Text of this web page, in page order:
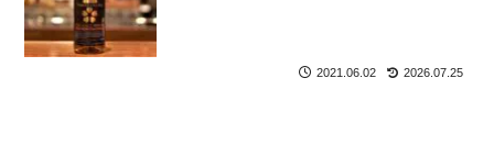
2021.06.02 2026.07.25